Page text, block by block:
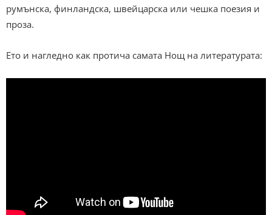
румънска, финландска, швейцарска или чешка поезия и
проза.
Ето и нагледно как протича самата Нощ на литературата: